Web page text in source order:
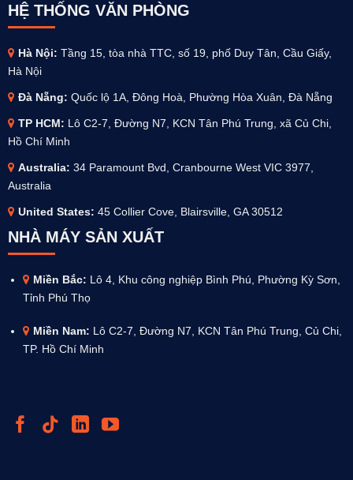
HỆ THỐNG VĂN PHÒNG
Hà Nội: Tầng 15, tòa nhà TTC, số 19, phố Duy Tân, Cầu Giấy,
Hà Nội
Đà Nẵng: Quốc lộ 1A, Đông Hoà, Phường Hòa Xuân, Đà Nẵng
TP HCM: Lô C2-7, Đường N7, KCN Tân Phú Trung, xã Củ Chi,
Hồ Chí Minh
Australia: 34 Paramount Bvd, Cranbourne West VIC 3977,
Australia
United States: 45 Collier Cove, Blairsville, GA 30512
NHÀ MÁY SẢN XUẤT
Miền Bắc: Lô 4, Khu công nghiệp Bình Phú, Phường Kỳ Sơn,
Tỉnh Phú Thọ
Miền Nam: Lô C2-7, Đường N7, KCN Tân Phú Trung, Củ Chi,
TP. Hồ Chí Minh